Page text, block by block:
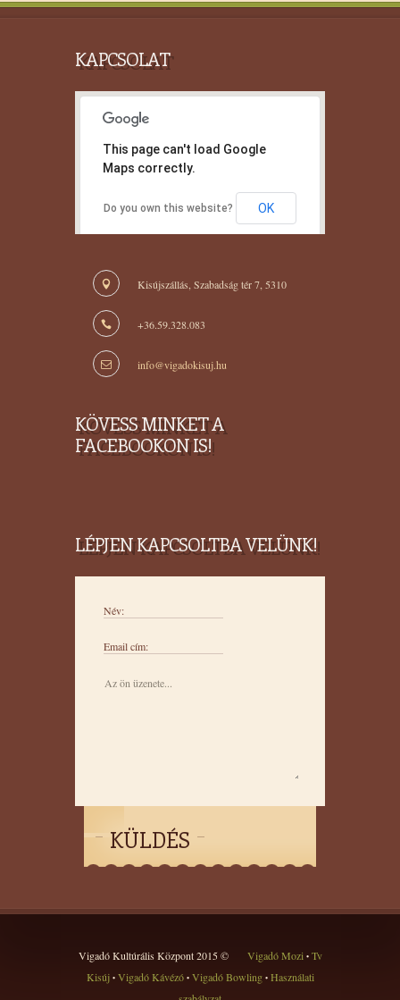
KAPCSOLAT
This page can't load Google
Maps correctly.
Do you own this website? OK
Kisújszállás, Szabadság tér 7, 5310
+36.59.328.083
info@vigadokisuj.hu
KÖVESS MINKET A
FACEBOOKON IS!
LÉPJEN KAPCSOLTBA VELÜNK!
Név:
Email cím:
KÜLDÉS
Vigadó Kultúrális Központ 2015 © Vigadó Mozi •Tv
Kisúj • Vigadó Kávézó •Vigadó Bowling •Használati